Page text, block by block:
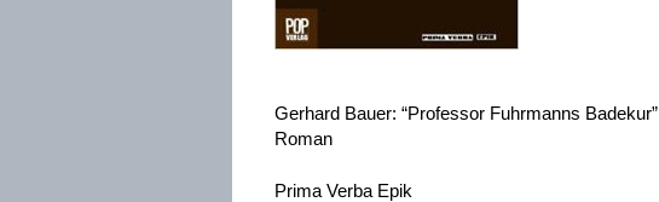
Gerhard Bauer: “Professor Fuhrmanns Badekur”
Roman
Prima Verba Epik